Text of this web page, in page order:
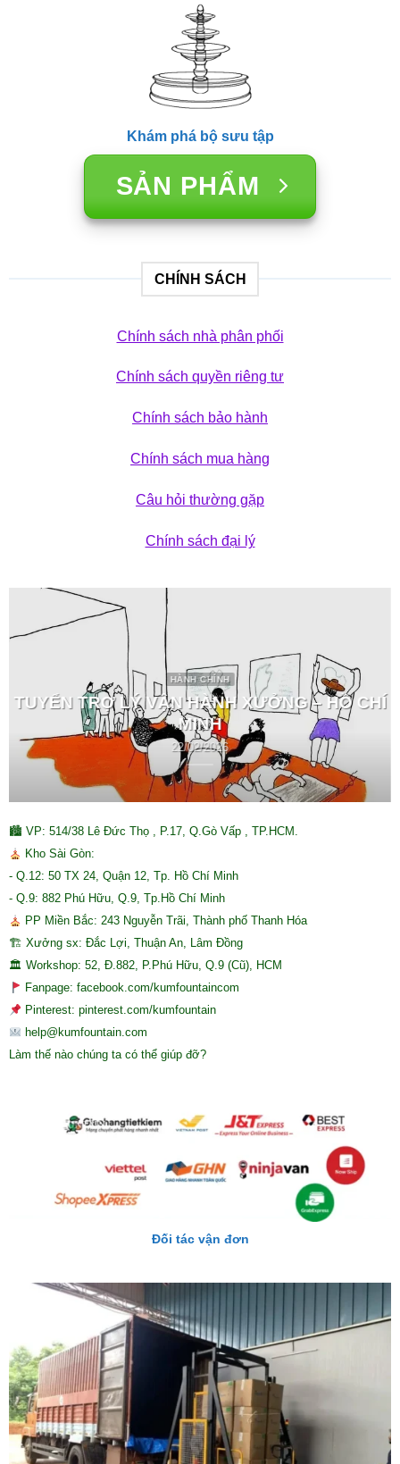
Khám phá bộ sưu tập
SẢN PHẨM
CHÍNH SÁCH
Chính sách nhà phân phối
Chính sách quyền riêng tư
Chính sách bảo hành
Chính sách mua hàng
Câu hỏi thường gặp
Chính sách đại lý
HÀNH CHÍNH
TUYỂN TRỢ LÝ VẬN HÀNH XƯỞNG – HỒ CHÍ
MINH
22/02/2026
🏙 VP: 514/38 Lê Đức Thọ , P.17, Q.Gò Vấp , TP.HCM.
Kho Sài Gòn:
- Q.12: 50 TX 24, Quận 12, Tp. Hồ Chí Minh
- Q.9: 882 Phú Hữu, Q.9, Tp.Hồ Chí Minh
PP Miền Bắc: 243 Nguyễn Trãi, Thành phố Thanh Hóa
🏗 Xưởng sx: Đắc Lợi, Thuận An, Lâm Đồng
🏛 Workshop: 52, Đ.882, P.Phú Hữu, Q.9 (Cũ), HCM
Fanpage: facebook.com/kumfountaincom
Pinterest: pinterest.com/kumfountain
help@kumfountain.com
Làm thế nào chúng ta có thể giúp đỡ?
Đối tác vận đơn